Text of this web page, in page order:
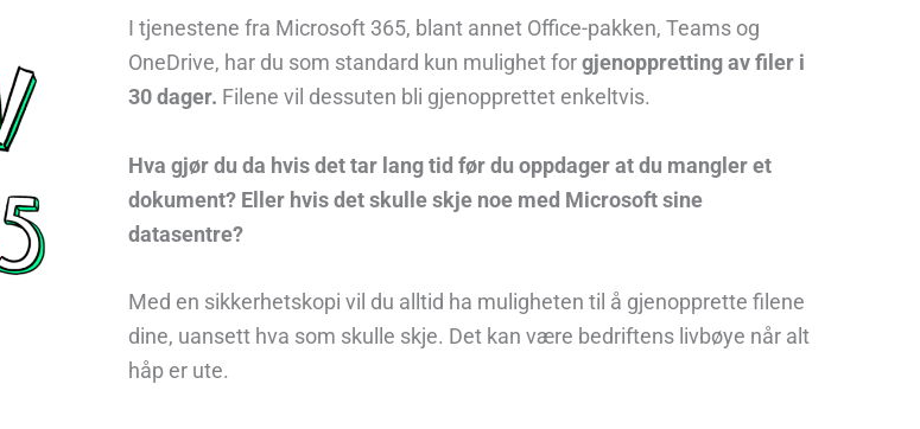
I tjenestene fra Microsoft 365, blant annet Office-pakken, Teams og
OneDrive, har du som standard kun mulighet forgjenoppretting av filer i
30 dager. Filene vil dessuten bli gjenopprettet enkeltvis.
Hva gjør du da hvis det tar lang tid før du oppdager at du mangler et
dokument? Eller hvis det skulle skje noe med Microsoft sine
datasentre?
Med en sikkerhetskopi vil du alltid ha muligheten til å gjenopprette filene
dine, uansett hva som skulle skje. Det kan være bedriftens livbøye når alt
håp er ute.